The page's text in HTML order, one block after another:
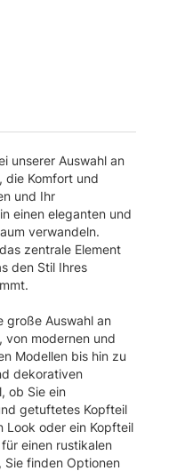
unserer Auswahl an
die Komfort und
und Ihr
einen eleganten und
verwandeln.
zentrale Element
den Stil Ihres
große Auswahl an
von modernen und
Modellen bis hin zu
dekorativen
ob Sie ein
getuftetes Kopfteil
Look oder ein Kopfteil
einen rustikalen
Sie finden Optionen